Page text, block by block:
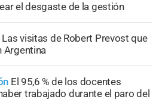
el desgaste de la gestión
Las visitas de Robert Prevost que
Argentina
El 95,6 % de los docentes
trabajado durante el paro del